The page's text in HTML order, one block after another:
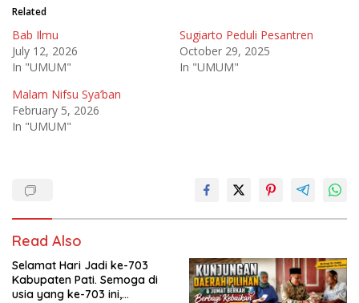
Related
Bab Ilmu
July 12, 2026
In "UMUM"
Sugiarto Peduli Pesantren
October 29, 2025
In "UMUM"
Malam Nifsu Sya’ban
February 5, 2026
In "UMUM"
Read Also
Selamat Hari Jadi ke-703
Kabupaten Pati. Semoga di
usia yang ke-703 ini,